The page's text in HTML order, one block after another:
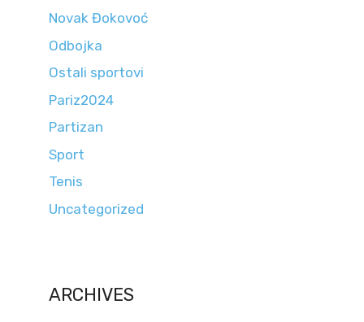
Novak Đokovoć
Odbojka
Ostali sportovi
Pariz2024
Partizan
Sport
Tenis
Uncategorized
ARCHIVES